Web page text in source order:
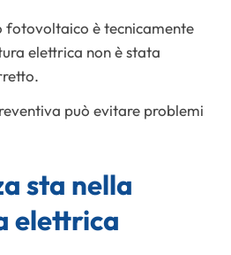
fotovoltaico è tecnicamente
elettrica non è stata
può evitare problemi
sta nella
elettrica